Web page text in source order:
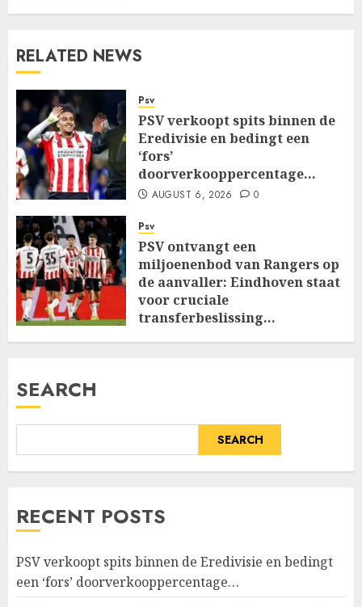
RELATED NEWS
Psv
PSV verkoopt spits binnen de
Eredivisie en bedingt een
‘fors’
doorverkooppercentage…
AUGUST 6, 2026 0
Psv
PSV ontvangt een
miljoenenbod van Rangers op
de aanvaller: Eindhoven staat
voor cruciale
transferbeslissing…
AUGUST 6, 2026 0
SEARCH
SEARCH
RECENT POSTS
PSV verkoopt spits binnen de Eredivisie en bedingt
een ‘fors’ doorverkooppercentage…